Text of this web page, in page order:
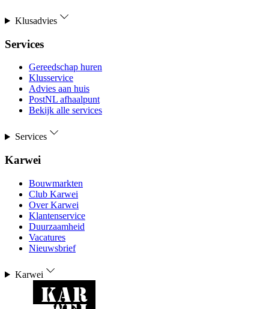
Klusadvies
Services
Gereedschap huren
Klusservice
Advies aan huis
PostNL afhaalpunt
Bekijk alle services
Services
Karwei
Bouwmarkten
Club Karwei
Over Karwei
Klantenservice
Duurzaamheid
Vacatures
Nieuwsbrief
Karwei